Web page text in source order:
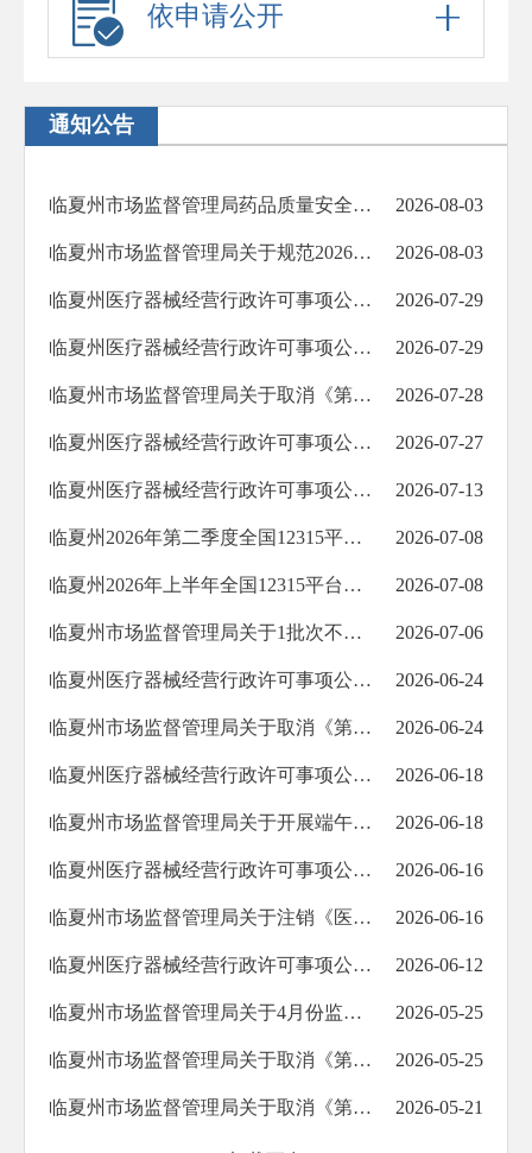
依申请公开
通知公告
临夏州市场监督管理局药品质量安全管理工作提示 2026-08-03
临夏州市场监督管理局关于规范2026年汛期市场价格行为的提示函 2026-08-03
临夏州医疗器械经营行政许可事项公告（2026年第022号） 2026-07-29
临夏州医疗器械经营行政许可事项公告（2026年第021号） 2026-07-29
临夏州市场监督管理局关于取消《第二类医疗器械经营备案》的公告（第2026010号） 2026-07-28
临夏州医疗器械经营行政许可事项公告（2026年第020号） 2026-07-27
临夏州医疗器械经营行政许可事项公告（2026年第019号） 2026-07-13
临夏州2026年第二季度全国12315平台投诉举报数据分析报告 2026-07-08
临夏州2026年上半年全国12315平台投诉举报数据分析报告 2026-07-08
临夏州市场监督管理局关于1批次不合格食品抽检情况的通告（2026年第5期） 2026-07-06
临夏州医疗器械经营行政许可事项公告（2026年第018号） 2026-06-24
临夏州市场监督管理局关于取消《第二类医疗器械经营备案》的公告（第2026009号） 2026-06-24
临夏州医疗器械经营行政许可事项公告（2026年第017号） 2026-06-18
临夏州市场监督管理局关于开展端午节粽子专项抽检情况的通告（2026年第4期） 2026-06-18
临夏州医疗器械经营行政许可事项公告（2026年第016号） 2026-06-16
临夏州市场监督管理局关于注销《医疗器械经营许可证》的公告（2026 第3号） 2026-06-16
临夏州医疗器械经营行政许可事项公告（2026年第015号） 2026-06-12
临夏州市场监督管理局关于4月份监督抽检情况的通告（2026年第3期） 2026-05-25
临夏州市场监督管理局关于取消《第二类医疗器械经营备案》的公告（第2026008号） 2026-05-25
临夏州市场监督管理局关于取消《第二类医疗器械经营备案》的公告（第2026007号） 2026-05-21